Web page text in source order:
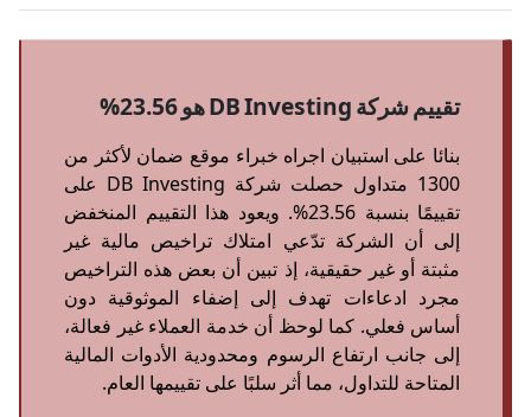
تقييم شركة DB Investing هو 23.56%
بنائا على استبيان اجراه خبراء موقع ضمان لأكثر من
1300 متداول حصلت شركة DB Investing على
تقييمًا بنسبة 23.56%. ويعود هذا التقييم المنخفض
إلى أن الشركة تدّعي امتلاك تراخيص مالية غير
مثبتة أو غير حقيقية، إذ تبين أن بعض هذه التراخيص
مجرد ادعاءات تهدف إلى إضفاء الموثوقية دون
أساس فعلي. كما لوحظ أن خدمة العملاء غير فعالة،
إلى جانب ارتفاع الرسوم ومحدودية الأدوات المالية
المتاحة للتداول، مما أثر سلبًا على تقييمها العام.